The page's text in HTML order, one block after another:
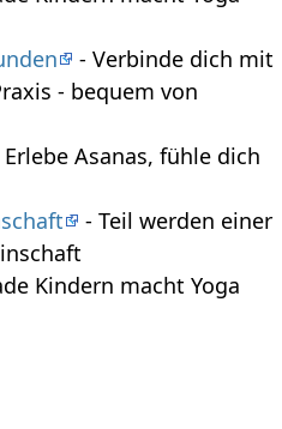
- Verbinde dich mit
- bequem von
Erlebe Asanas, fühle dich
- Teil werden einer
Kindern macht Yoga